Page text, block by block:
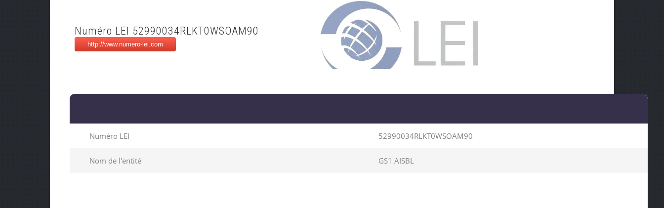
Numéro LEI 52990034RLKT0WSOAM90
Numéro LEI 52990034RLKT0WSOAM90
Nom de l'entité GS1 AISBL